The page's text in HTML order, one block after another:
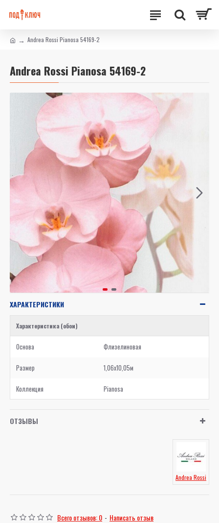
Andrea Rossi Pianosa 54169-2
Andrea Rossi Pianosa 54169-2
ХАРАКТЕРИСТИКИ
Характеристика (обои)
Основа Флизелиновая
Размер 1,06x10,05м
Коллекция Pianosa
ОТЗЫВЫ
Andrea Rossi
Всего отзывов: 0 - Написать отзыв